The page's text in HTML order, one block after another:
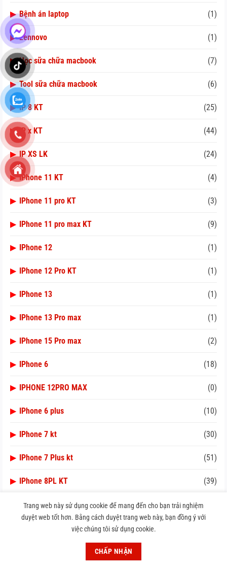
▶ Bệnh án laptop (1)
▶ Lennovo (1)
▶ Học sữa chữa macbook (7)
▶ Tool sữa chữa macbook (6)
▶ IP 8 KT (25)
▶ IP x KT (44)
▶ IP XS LK (24)
▶ IPhone 11 KT (4)
▶ IPhone 11 pro KT (3)
▶ IPhone 11 pro max KT (9)
▶ IPhone 12 (1)
▶ IPhone 12 Pro KT (1)
▶ IPhone 13 (1)
▶ IPhone 13 Pro max (1)
▶ IPhone 15 Pro max (2)
▶ IPhone 6 (18)
▶ IPHONE 12PRO MAX (0)
▶ IPhone 6 plus (10)
▶ IPhone 7 kt (30)
▶ IPhone 7 Plus kt (51)
▶ IPhone 8PL KT (39)
IPhone xs max KT
Lý thuyết KT điện tử mobile
Trang web này sử dụng cookie để mang đến cho bạn trải nghiệm
duyệt web tốt hơn. Bằng cách duyệt trang web này, bạn đồng ý với
việc chúng tôi sử dụng cookie.
CHẤP NHẬN